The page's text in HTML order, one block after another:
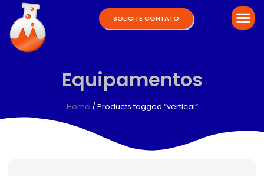
SOLICITE CONTATO
Equipamentos
Home / Products tagged “vertical”